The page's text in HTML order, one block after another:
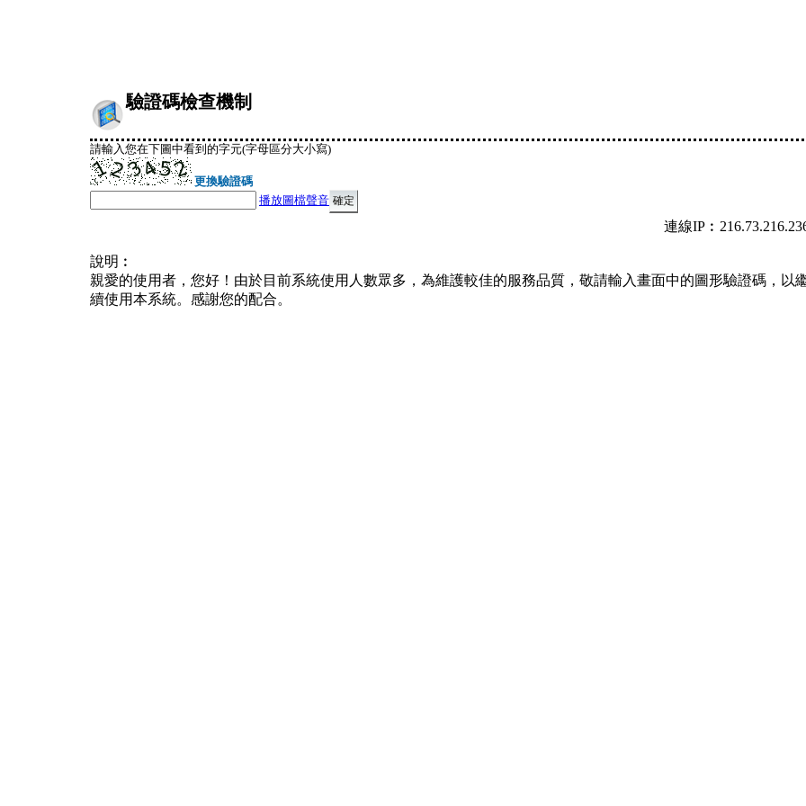
驗證碼檢查機制
請輸入您在下圖中看到的字元(字母區分大小寫)
更換驗證碼
播放圖檔聲音
連線
說明︰
親愛的使用者，您好！由於目前系統使用人數眾多，為維護較佳的服務品質，敬請輸入畫面中的圖形驗證碼，以
續使用本系統。感謝您的配合。